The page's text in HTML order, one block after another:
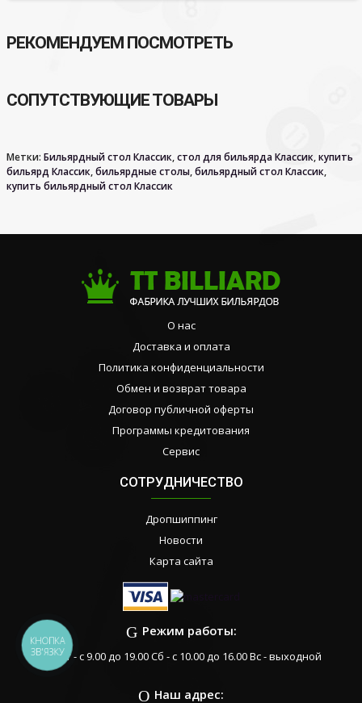
РЕКОМЕНДУЕМ ПОСМОТРЕТЬ
СОПУТСТВУЮЩИЕ ТОВАРЫ
Метки: Бильярдный стол Классик,стол для бильярда Классик,купить
бильярд Классик,бильярдные столы,бильярдный стол Классик,
купить бильярдный стол Классик
О нас
Доставка и оплата
Политика конфиденциальности
Обмен и возврат товара
Договор публичной оферты
Программы кредитования
Сервис
СОТРУДНИЧЕСТВО
Дропшиппинг
Новости
Карта сайта
Режим работы:
Пн-Пт - с 9.00 до 19.00 Сб - с 10.00 до 16.00 Вс - выходной
Наш адрес:
КНОПКА
ЗВ'ЯЗКУ